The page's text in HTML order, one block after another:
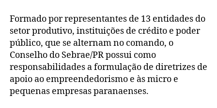
Formado por representantes de 13 entidades do
setor produtivo, instituições de crédito e poder
público, que se alternam no comando, o
Conselho do Sebrae/PR possui como
responsabilidades a formulação de diretrizes de
apoio ao empreendedorismo e às micro e
pequenas empresas paranaenses.